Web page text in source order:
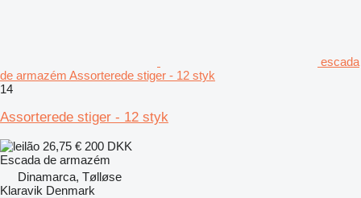
escada
de armazém Assorterede stiger - 12 styk
14
Assorterede stiger - 12 styk
26,75 € 200 DKK
Escada de armazém
Dinamarca, Tølløse
Klaravik Denmark